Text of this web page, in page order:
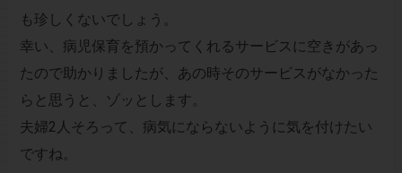
も珍しくないでしょう。
幸い、病児保育を預かってくれるサービスに空きがあっ
たので助かりましたが、あの時そのサービスがなかった
らと思うと、ゾッとします。
夫婦2人そろって、病気にならないように気を付けたい
ですね。